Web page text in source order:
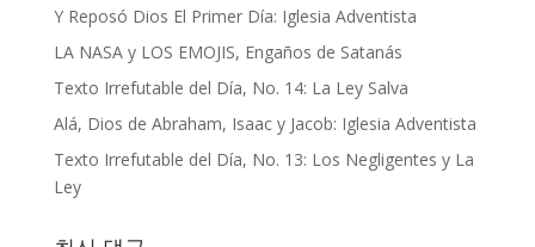
Y Reposó Dios El Primer Día: Iglesia Adventista
LA NASA y LOS EMOJIS, Engaños de Satanás
Texto Irrefutable del Día, No. 14: La Ley Salva
Alá, Dios de Abraham, Isaac y Jacob: Iglesia Adventista
Texto Irrefutable del Día, No. 13: Los Negligentes y La
Ley